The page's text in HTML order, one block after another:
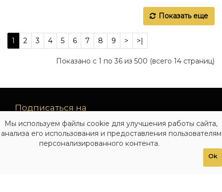
Показать еще
1 2 3 4 5 6 7 8 9 > >|
Показано с 1 по 36 из 500 (всего 14 страниц)
Подписаться на
новинок
Подписаться
Мы используем файлы cookie для улучшения работы сайта,
анализа его использования и предоставления пользователям
персонализированного контента.
Ok